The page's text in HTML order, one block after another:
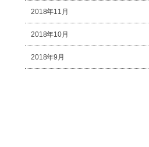
2018年11月
2018年10月
2018年9月